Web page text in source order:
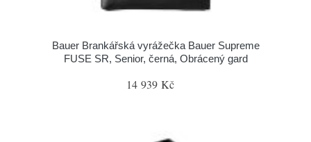
Bauer Brankářská vyrážečka Bauer Supreme
FUSE SR, Senior, černá, Obrácený gard
14 939 Kč